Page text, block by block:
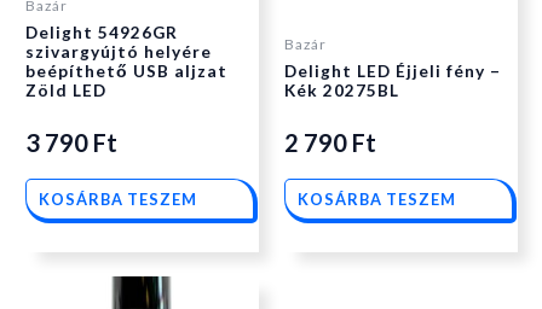
Bazár
Delight 54926GR
szivargyújtó helyére
beépíthető USB aljzat
Zöld LED
3 790 Ft
KOSÁRBA TESZEM
Bazár
Delight LED Éjjeli fény –
Kék 20275BL
2 790 Ft
KOSÁRBA TESZEM